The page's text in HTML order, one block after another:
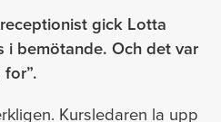
gick Lotta
i bemötande. Och det var
Kursledaren la upp